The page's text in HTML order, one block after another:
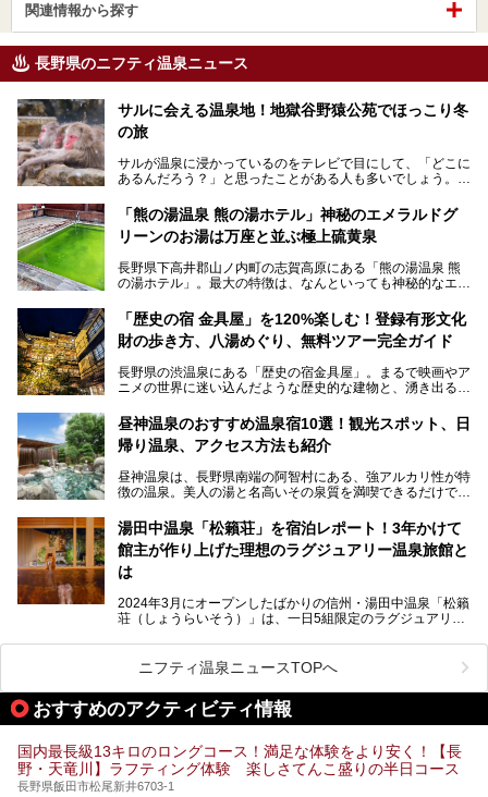
関連情報から探す
長野県のニフティ温泉ニュース
サルに会える温泉地！地獄谷野猿公苑でほっこり冬
の旅
サルが温泉に浸かっているのをテレビで目にして、「どこに
あるんだろう？」と思ったことがある人も多いでしょう。
この微笑ましい光景は、長野県にある「地獄谷野猿公苑」で
見られるもので、野生のサルが雪景色の中で温泉に浸かる姿
を間近で観察できます。
本記事では、地獄谷野猿公苑の魅力や見どころ、サルと温泉
との関係性、地獄谷周辺の観光スポットについて紹介しま
ので、野生のサルを観察する貴重な自然体験と温泉をあわせ
て楽しみたい人は、ぜひ参考にしてください。
「熊の湯温泉 熊の湯ホテル」神秘のエメラルドグ
リーンのお湯は万座と並ぶ極上硫黄泉
長野県下高井郡山ノ内町の志賀高原にある「熊の湯温泉 熊
の湯ホテル」。最大の特徴は、なんといっても神秘的なエメ
リピートするファンも多い温泉です。冬はスキーと一緒に楽
しみたい極上の温泉を紹介します。
「歴史の宿 金具屋」を120%楽しむ！登録有形文化
財の歩き方、八湯めぐり、無料ツアー完全ガイド
長野県の渋温泉にある「歴史の宿金具屋」。まるで映画やア
ニメの世界に迷い込んだような歴史的な建物と、湧き出る温
を隅々まで楽しみたいですよね。この記事では、金具屋での
滞在を最高の思い出にするための「楽しみ方」を徹底的にご
紹介します！
昼神温泉のおすすめ温泉宿10選！観光スポット、日
帰り温泉、アクセス方法も紹介
昼神温泉は、長野県南端の阿智村にある、強アルカリ性が特
徴の温泉。美人の湯と名高いその泉質を満喫できるだけでな
昼神温泉では、朝市などの観光スポットや、信州名物のおや
きを楽しめるグルメスポットなど、観光を楽しむにはぴった
りの場所が豊富にあります。
この記事では、昼神温泉での滞在を充実させる宿泊施設や日
帰り温泉、見どころ満載の観光・グルメスポットに加え、ア
クセス方法も順に紹介します。
湯田中温泉「松籟荘」を宿泊レポート！3年かけて
館主が作り上げた理想のラグジュアリー温泉旅館と
は
2024年3月にオープンしたばかりの信州・湯田中温泉「松籟
荘（しょうらいそう）」は、一日5組限定のラグジュアリー
ライベートに楽しめる非日常感が味わえます。また宿泊者は
道向かいの「よろづや」の大浴場「桃山風呂」や共同浴場の
「湯田中大湯」も利用ができます。
極上のお湯に浸り上質なお料理に舌鼓、特別な日に泊まりた
い湯田中温泉「松籟荘」を、実際に宿泊した目線で紹介しま
ニフティ温泉ニュースTOPへ
おすすめのアクティビティ情報
国内最長級13キロのロングコース！満足な体験をより安く！【長
野・天竜川】ラフティング体験 楽しさてんこ盛りの半日コース
長野県飯田市松尾新井6703-1